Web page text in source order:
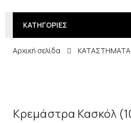
ΚΑΤΗΓΟΡΙΕΣ
Αρχική σελίδα ΚΑΤΑΣΤΗΜΑΤΑ
Κρεμάστρα Κασκόλ